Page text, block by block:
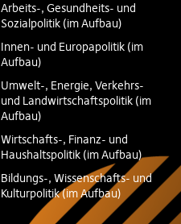
Arbeits-, Gesundheits- und
Sozialpolitik (im Aufbau)
Innen- und Europapolitik (im
Aufbau)
Umwelt-, Energie, Verkehrs-
und Landwirtschaftspolitik (im
Aufbau)
Wirtschafts-, Finanz- und
Haushaltspolitik (im Aufbau)
Bildungs-, Wissenschafts- und
Kulturpolitik (im Aufbau)